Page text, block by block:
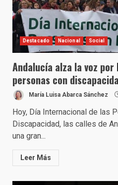
Destacado Nacional Social
Andalucía alza la voz
personas con
María Luisa Abarca Sánchez
Hoy, Día Internacional de las
Discapacidad, las calles de
una gran...
Leer Más